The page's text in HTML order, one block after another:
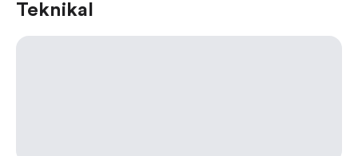
Teknikal